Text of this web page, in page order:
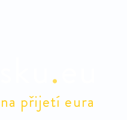
.
přijetí eura